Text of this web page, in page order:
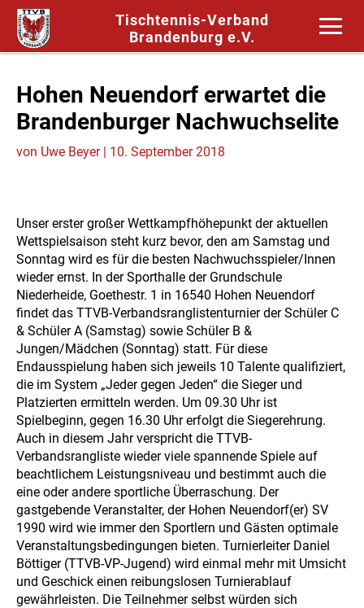
Tischtennis-Verband
Brandenburg e.V.
Hohen Neuendorf erwartet die
Brandenburger Nachwuchselite
von Uwe Beyer| 10. September 2018
Unser erster großer Wettkampfhöhepunkt der aktuellen
Wettspielsaison steht kurz bevor, den am Samstag und
Sonntag wird es für die besten Nachwuchsspieler/Innen
wieder ernst. In der Sporthalle der Grundschule
Niederheide, Goethestr. 1 in 16540 Hohen Neuendorf
findet das TTVB-Verbandsranglistenturnier der Schüler C
& Schüler A (Samstag) sowie Schüler B &
Jungen/Mädchen (Sonntag) statt. Für diese
Endausspielung haben sich jeweils 10 Talente qualifiziert,
die im System „Jeder gegen Jeden“ die Sieger und
Platzierten ermitteln werden. Um 09.30 Uhr ist
Spielbeginn, gegen 16.30 Uhr erfolgt die Siegerehrung.
Auch in diesem Jahr verspricht die TTVB-
Verbandsrangliste wieder viele spannende Spiele auf
beachtlichem Leistungsniveau und bestimmt auch die
eine oder andere sportliche Überraschung. Der
gastgebende Veranstalter, der Hohen Neuendorf(er) SV
1990 wird wie immer den Sportlern und Gästen optimale
Veranstaltungsbedingungen bieten. Turnierleiter Daniel
Böttiger (TTVB-VP-Jugend) wird einmal mehr mit Umsicht
und Geschick einen reibungslosen Turnierablauf
gewährleisten. Die Teilnehmer selbst würden sich